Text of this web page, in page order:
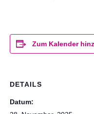
Zum Kalender
DETAILS
Datum: